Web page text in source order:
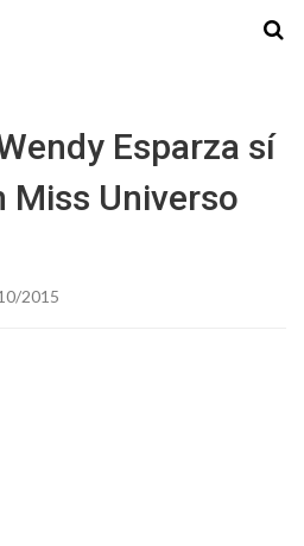
Esparza sí
Miss Universo
2015